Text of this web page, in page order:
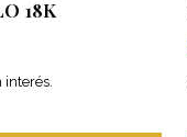
18K
interés.